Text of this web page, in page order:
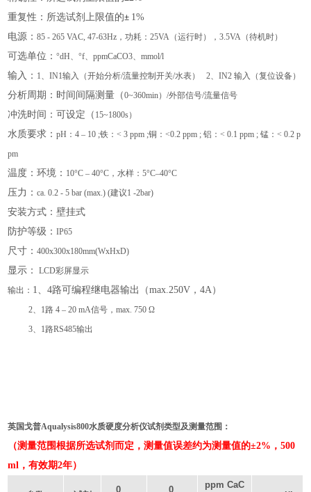
重复性：所选试剂上限值的± 1%
电源：85 - 265 VAC, 47-63Hz，功耗：25VA（运行时），3.5VA（待机时）
可选单位：°dH、°f、ppmCaCO3、mmol/l
输入： 1、IN1输入（开始分析/流量控制开关/水表） 2、IN2 输入（复位设备）
分析周期：时间间隔测量（0~360min）/外部信号/流量信号
冲洗时间：可设定（ 15~1800s）
水质要求：pH：4 – 10 ;铁：< 3 ppm ;铜：<0.2 ppm ; 铝：< 0.1 ppm ; 锰：< 0.2 p
pm
温度：环境： 10°C – 40°C，水样：5°C–40°C
压力：ca. 0.2 - 5 bar (max.) (建议1 -2bar)
安装方式：壁挂式
防护等级：IP65
尺寸：400x300x180mm(WxHxD)
显示：
LCD彩屏显示
输出： 1、4路可编程继电器输出（max.250V，4A）
2、1路 4 – 20 mA信号，max. 750 Ω
3、1路RS485输出
英国戈普Aqualysis800水质硬度分析仪试剂类型及测量范围 ：
（测量范围根据所选试剂而定，测量值误差约为测量值的±2%，500
ml，有效期2年）
0 0
ppm CaC